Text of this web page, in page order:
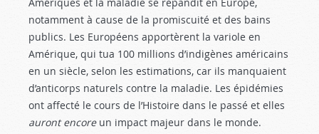
notamment à cause de la promiscuité et des bains
publics. Les Européens apportèrent la variole en
Amérique, qui tua 100 millions d’indigènes américains
en un siècle, selon les estimations, car ils manquaient
d’anticorps naturels contre la maladie. Les épidémies
ont affecté le cours de l’Histoire dans le passé et elles
auront encoreun impact majeur dans le monde.